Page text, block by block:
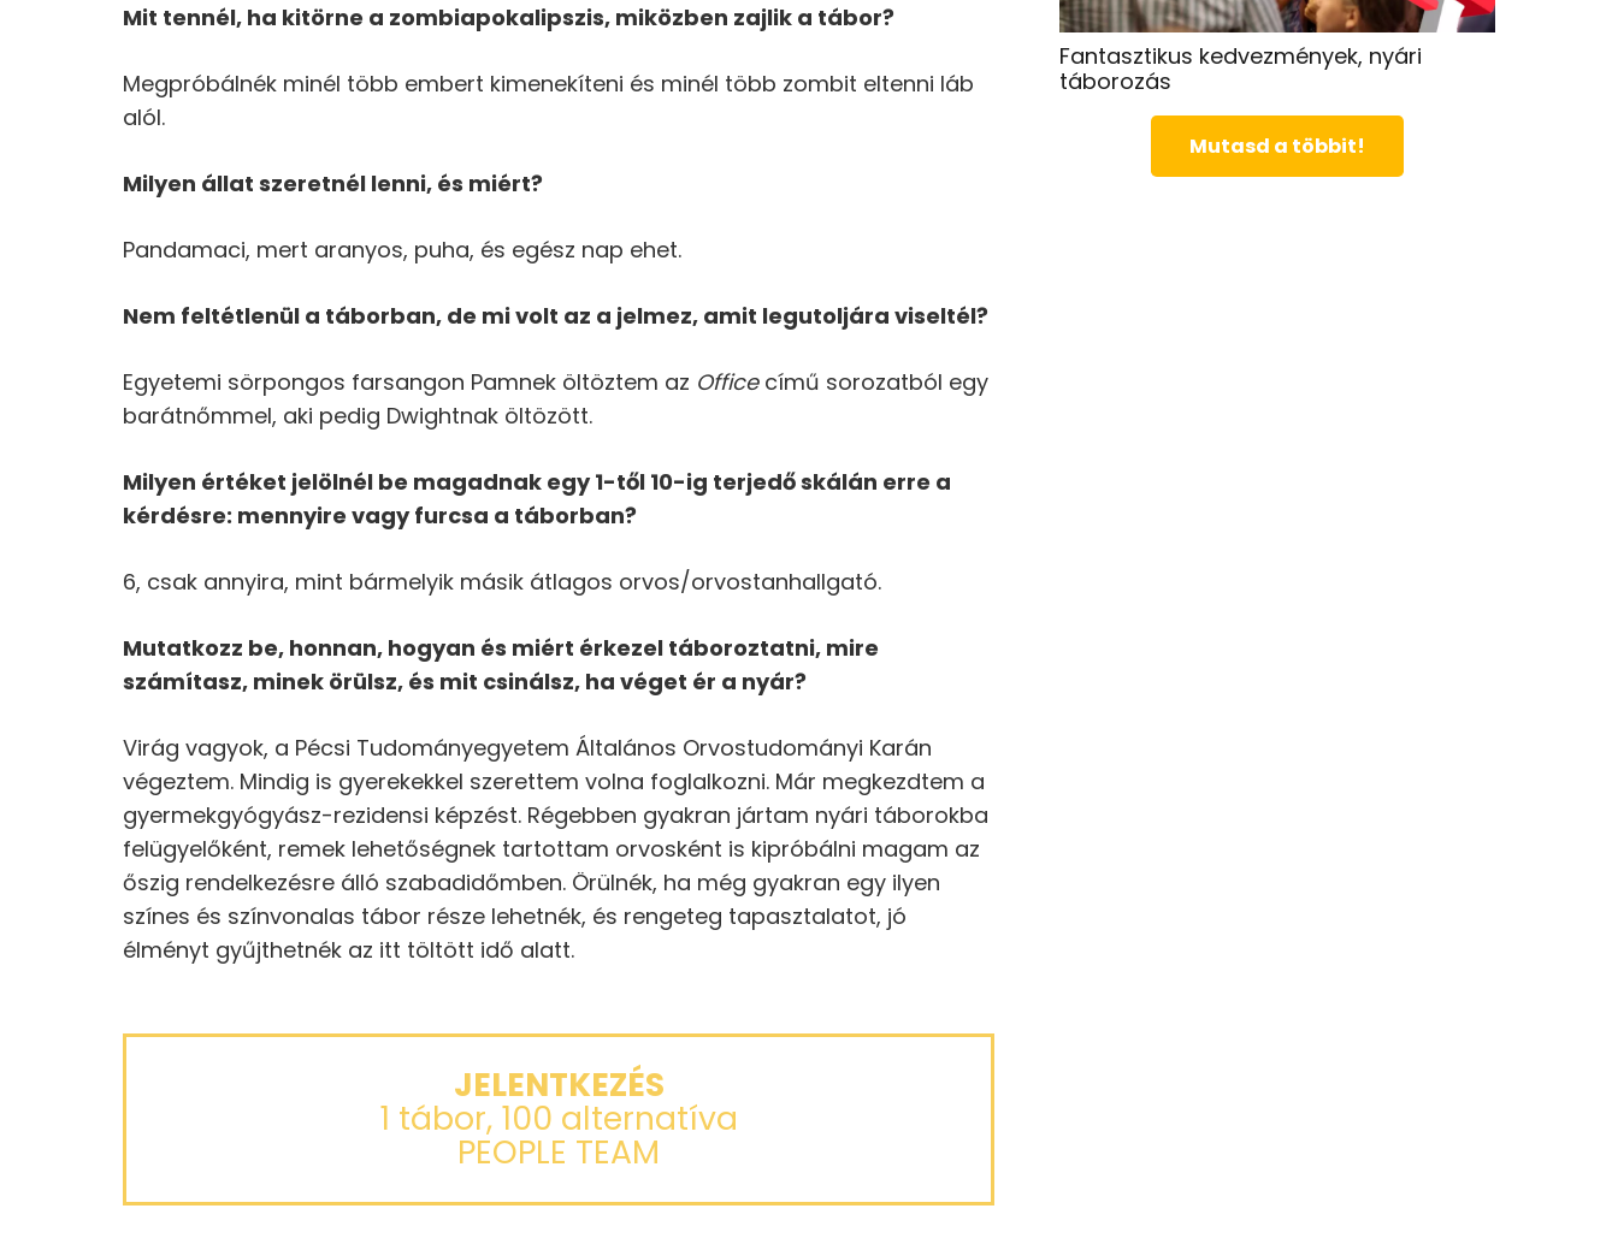
Mit tennél, ha kitörne a zombiapokalipszis, miközben zajlik a tábor?
Megpróbálnék minél több embert kimenekíteni és minél több zombit eltenni láb
alól.
Milyen állat szeretnél lenni, és miért?
Pandamaci, mert aranyos, puha, és egész nap ehet.
Nem feltétlenül a táborban, de mi volt az a jelmez, amit legutoljára viseltél?
Egyetemi sörpongos farsangon Pamnek öltöztem az Officecímű sorozatból egy
barátnőmmel, aki pedig Dwightnak öltözött.
Milyen értéket jelölnél be magadnak egy 1-től 10-ig terjedő skálán erre a
kérdésre: mennyire vagy furcsa a táborban?
6, csak annyira, mint bármelyik másik átlagos orvos/orvostanhallgató.
Mutatkozz be, honnan, hogyan és miért érkezel táboroztatni, mire
számítasz, minek örülsz, és mit csinálsz, ha véget ér a nyár?
Virág vagyok, a Pécsi Tudományegyetem Általános Orvostudományi Karán
végeztem. Mindig is gyerekekkel szerettem volna foglalkozni. Már megkezdtem a
gyermekgyógyász-rezidensi képzést. Régebben gyakran jártam nyári táborokba
felügyelőként, remek lehetőségnek tartottam orvosként is kipróbálni magam az
őszig rendelkezésre álló szabadidőmben. Örülnék, ha még gyakran egy ilyen
színes és színvonalas tábor része lehetnék, és rengeteg tapasztalatot, jó
élményt gyűjthetnék az itt töltött idő alatt.
JELENTKEZÉS
1 tábor, 100 alternatíva
PEOPLE TEAM
Fantasztikus kedvezmények, nyári
táborozás
Mutasd a többit!